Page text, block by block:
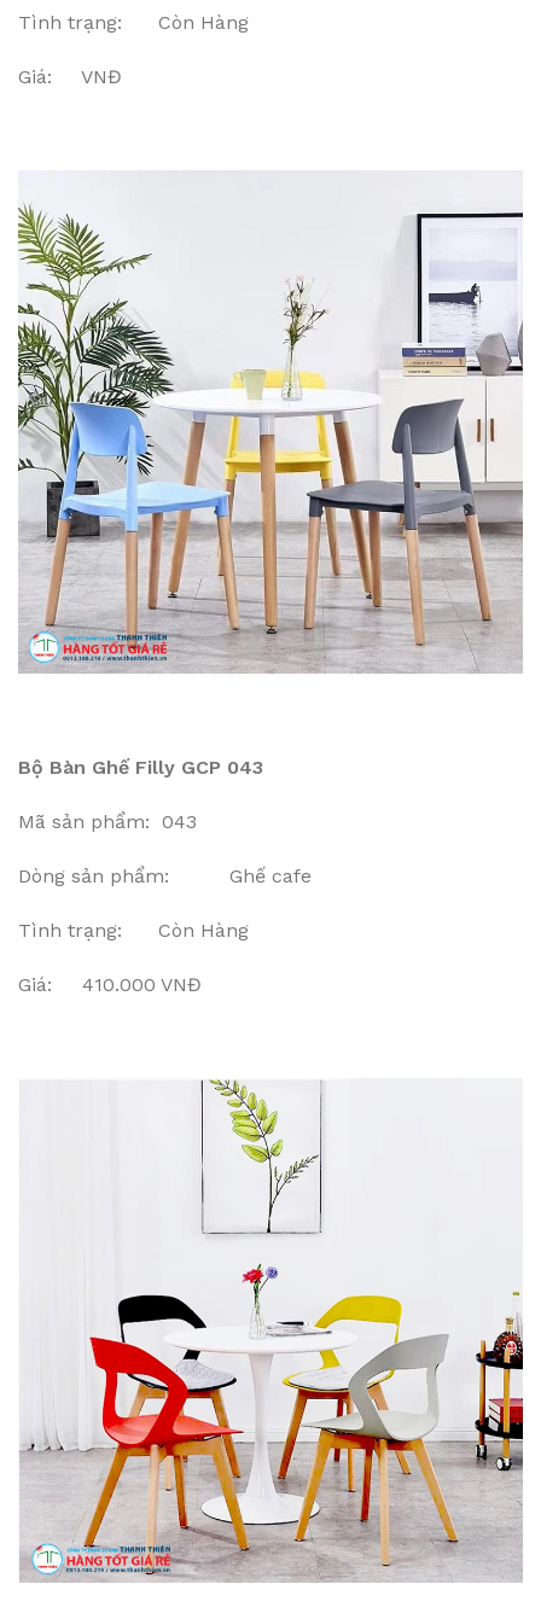
Tình trạng: Còn Hàng
Giá: VNĐ
Bộ Bàn Ghế Filly GCP 043
Mã sản phẩm: 043
Dòng sản phẩm: Ghế cafe
Tình trạng: Còn Hàng
Giá: 410.000 VNĐ